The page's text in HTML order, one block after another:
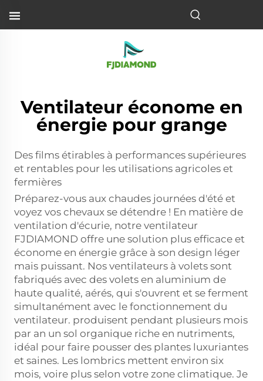
Ventilateur économe en
énergie pour grange
Des films étirables à performances supérieures
et rentables pour les utilisations agricoles et
fermières
Préparez-vous aux chaudes journées d'été et
voyez vos chevaux se détendre ! En matière de
ventilation d'écurie, notre ventilateur
FJDIAMOND offre une solution plus efficace et
économe en énergie grâce à son design léger
mais puissant. Nos ventilateurs à volets sont
fabriqués avec des volets en aluminium de
haute qualité, aérés, qui s'ouvrent et se ferment
simultanément avec le fonctionnement du
ventilateur. produisent pendant plusieurs mois
par an un sol organique riche en nutriments,
idéal pour faire pousser des plantes luxuriantes
et saines. Les lombrics mettent environ six
mois, voire plus selon votre zone climatique. Je